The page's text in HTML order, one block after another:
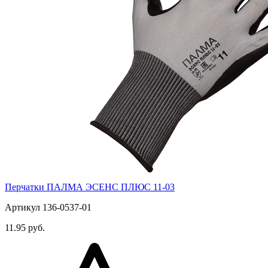
Перчатки ПАЛМА ЭСЕНС ПЛЮС 11-03
Артикул 136-0537-01
11.95 руб.